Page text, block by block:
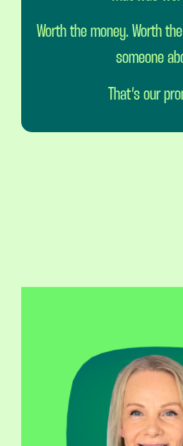
Worth the money. Worth
someone
That’s our